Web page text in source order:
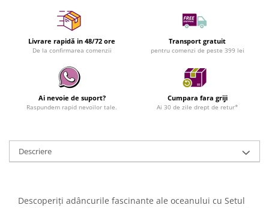
Livrare rapidă in 48/72 ore
De la confirmarea comenzii
Transport gratuit
pentru comenzi de peste 399 lei
Ai nevoie de suport?
Raspundem rapid nevoilor tale.
Cumpara fara griji
Ai 30 de zile drept de retur*
Descriere
Descoperiți adâncurile fascinante ale oceanului cu Setul